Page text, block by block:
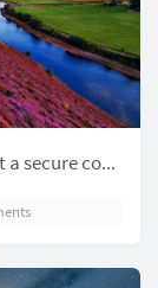
Chrome浏览器：The request client is not a secure context and the resource is in more-private address ...